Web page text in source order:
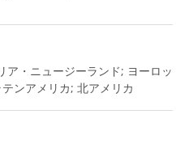
ア・ニュージーランド; ヨーロッ
ンアメリカ; 北アメリカ